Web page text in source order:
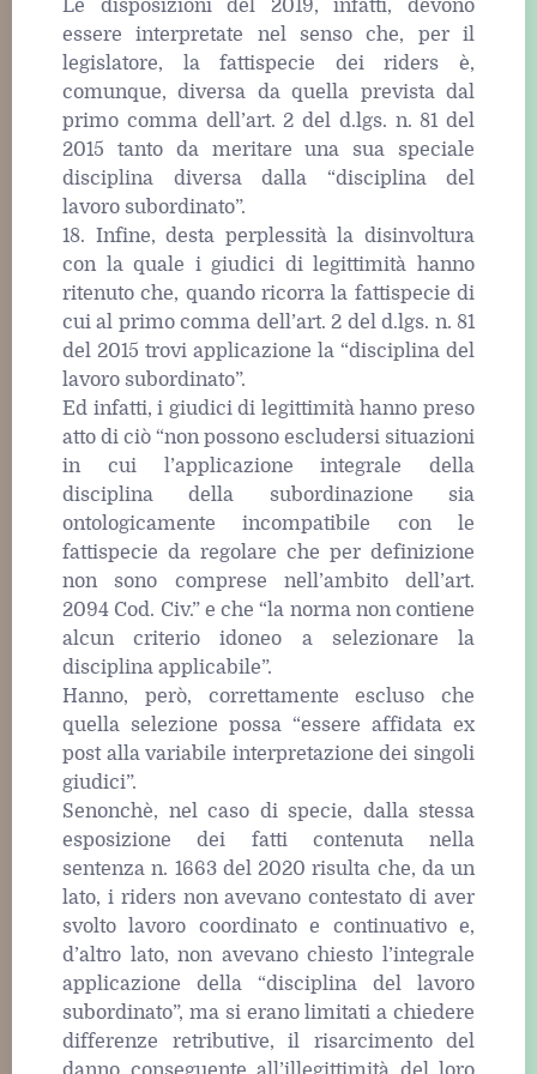
Le disposizioni del 2019, infatti, devono
essere interpretate nel senso che, per il
legislatore, la fattispecie dei riders è,
comunque, diversa da quella prevista dal
primo comma dell’art. 2 del d.lgs. n. 81 del
2015 tanto da meritare una sua speciale
disciplina diversa dalla “disciplina del
lavoro subordinato”.
18. Infine, desta perplessità la disinvoltura
con la quale i giudici di legittimità hanno
ritenuto che, quando ricorra la fattispecie di
cui al primo comma dell’art. 2 del d.lgs. n. 81
del 2015 trovi applicazione la “disciplina del
lavoro subordinato”.
Ed infatti, i giudici di legittimità hanno preso
atto di ciò “non possono escludersi situazioni
in cui l’applicazione integrale della
disciplina della subordinazione sia
ontologicamente incompatibile con le
fattispecie da regolare che per definizione
non sono comprese nell’ambito dell’art.
2094 Cod. Civ.” e che “la norma non contiene
alcun criterio idoneo a selezionare la
disciplina applicabile”.
Hanno, però, correttamente escluso che
quella selezione possa “essere affidata ex
post alla variabile interpretazione dei singoli
giudici”.
Senonchè, nel caso di specie, dalla stessa
esposizione dei fatti contenuta nella
sentenza n. 1663 del 2020 risulta che, da un
lato, i riders non avevano contestato di aver
svolto lavoro coordinato e continuativo e,
d’altro lato, non avevano chiesto l’integrale
applicazione della “disciplina del lavoro
subordinato”, ma si erano limitati a chiedere
differenze retributive, il risarcimento del